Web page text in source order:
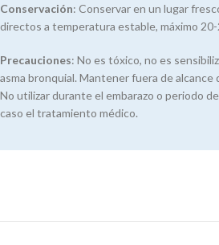
Conservación: Conservar en un lugar
directos a temperatura estable, máximo
Precauciones: No es tóxico, no es
asma bronquial. Mantener fuera de
No utilizar durante el embarazo o periodo
caso el tratamiento médico.